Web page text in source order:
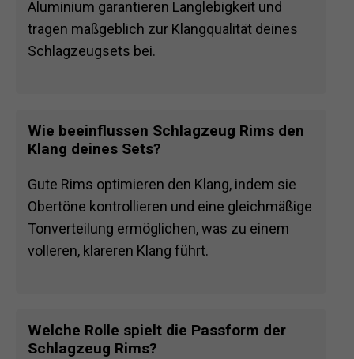
Aluminium garantieren Langlebigkeit und
tragen maßgeblich zur Klangqualität deines
Schlagzeugsets bei.
Wie beeinflussen Schlagzeug Rims den
Klang deines Sets?
Gute Rims optimieren den Klang, indem sie
Obertöne kontrollieren und eine gleichmäßige
Tonverteilung ermöglichen, was zu einem
volleren, klareren Klang führt.
Welche Rolle spielt die Passform der
Schlagzeug Rims?